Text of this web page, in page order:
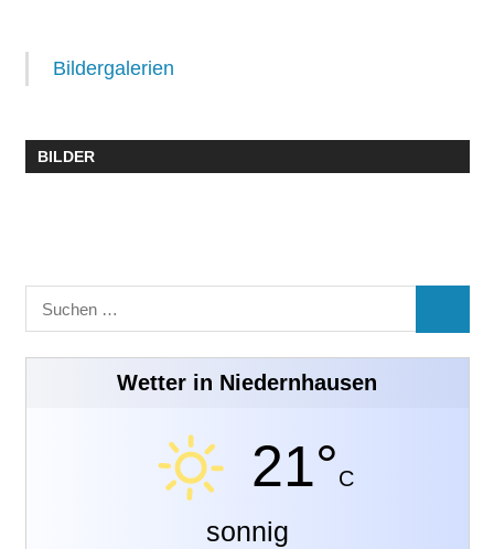
Bildergalerien
BILDER
Suchen
nach:
Wetter in Niedernhausen
21°C
sonnig